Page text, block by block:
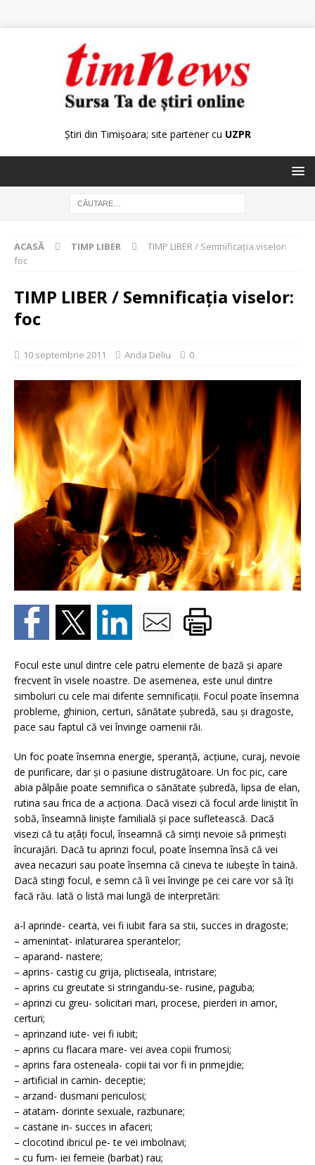
Știri din Timișoara; site partener cu UZPR
ACASĂ TIMP LIBER
TIMP LIBER / Semnificaţia viselor:
foc
TIMP LIBER / Semnificaţia viselor:
foc
10 septembrie 2011 Anda Deliu 0
Focul este unul dintre cele patru elemente de bază şi apare
frecvent în visele noastre. De asemenea, este unul dintre
simboluri cu cele mai diferite semnificaţii. Focul poate însemna
probleme, ghinion, certuri, sănătate şubredă, sau şi dragoste,
pace sau faptul că vei învinge oamenii răi.
Un foc poate însemna energie, speranţă, acţiune, curaj, nevoie
de purificare, dar şi o pasiune distrugătoare. Un foc pic, care
abia pâlpâie poate semnifica o sănătate şubredă, lipsa de elan,
rutina sau frica de a acţiona. Dacă visezi că focul arde liniştit în
sobă, înseamnă linişte familială şi pace sufletească. Dacă
visezi că tu aţâţi focul, înseamnă că simţi nevoie să primeşti
încurajări. Dacă tu aprinzi focul, poate însemna însă că vei
avea necazuri sau poate însemna că cineva te iubeşte în taină.
Dacă stingi focul, e semn că îi vei învinge pe cei care vor să îţi
facă rău. Iată o listă mai lungă de interpretări:
a-l aprinde- cearta, vei fi iubit fara sa stii, succes in dragoste;
– amenintat- inlaturarea sperantelor;
– aparand- nastere;
– aprins- castig cu grija, plictiseala, intristare;
– aprins cu greutate si stringandu-se- rusine, paguba;
– aprinzi cu greu- solicitari mari, procese, pierderi in amor,
certuri;
– aprinzand iute- vei fi iubit;
– aprins cu flacara mare- vei avea copii frumosi;
– aprins fara osteneala- copii tai vor fi in primejdie;
– artificial in camin- deceptie;
– arzand- dusmani periculosi;
– atatam- dorinte sexuale, razbunare;
– castane in- succes in afaceri;
– clocotind ibricul pe- te vei imbolnavi;
– cu fum- iei femeie (barbat) rau;